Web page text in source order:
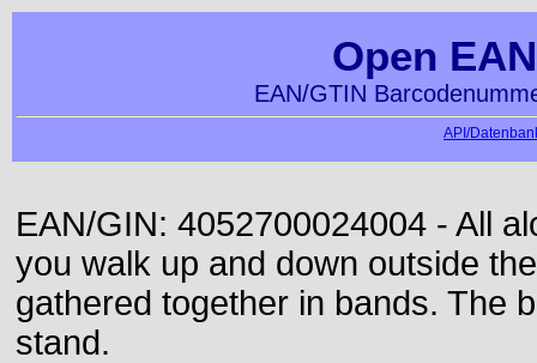
Open
EAN/GTIN
API/
EAN/GIN: 4052700024004 - All
you walk up and down outside
gathered together in bands. The
stand.